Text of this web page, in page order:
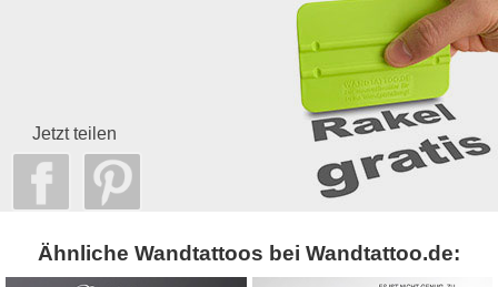
Jetzt teilen
Ähnliche Wandtattoos bei Wandtattoo.de: